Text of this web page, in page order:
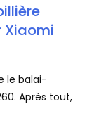
le balai-
Après tout,